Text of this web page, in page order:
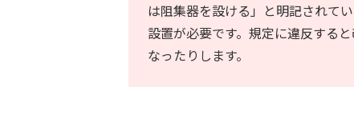
は阻集器を設ける」と明記されて
設置が必要です。規定に違反する
なったりします。